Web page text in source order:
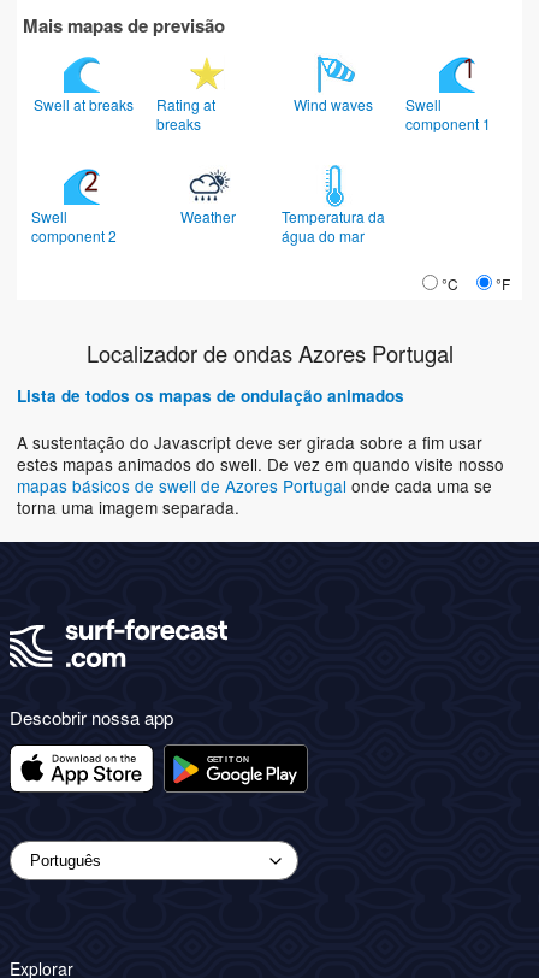
Mais mapas de previsão
Swell at breaks
Rating at
breaks
Wind waves
Swell
component 1
Swell
component 2
Weather
Temperatura da
água do mar
°C °F
Localizador de ondas Azores Portugal
Lista de todos os mapas de ondulação animados
A sustentação do Javascript deve ser girada sobre a fim usar
estes mapas animados do swell. De vez em quando visite nosso
mapas básicos de swell de Azores Portugal onde cada uma se
torna uma imagem separada.
Descobrir nossa app
Explorar